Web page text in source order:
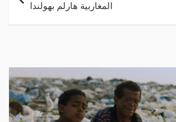
المغاربية هارلم بهولندا